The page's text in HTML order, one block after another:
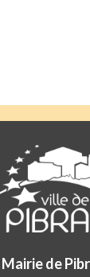
Mairie de